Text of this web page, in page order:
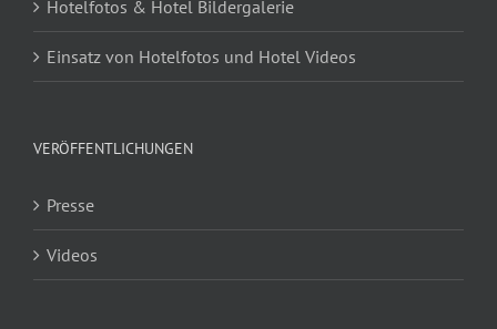
Hotelfotos & Hotel Bildergalerie
Einsatz von Hotelfotos und Hotel Videos
VERÖFFENTLICHUNGEN
Presse
Videos